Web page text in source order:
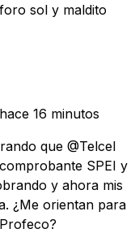
sol y maldito
hace 16 minutos
que @Telcel
SPEI y
y ahora mis
¿Me orientan para